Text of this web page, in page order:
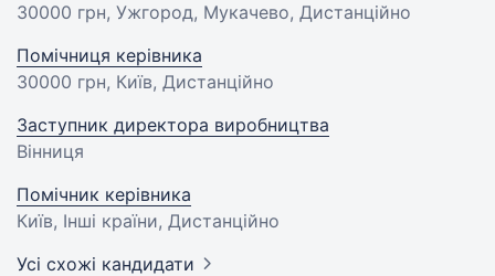
30000 грн, Ужгород, Мукачево, Дистанційно
Помічниця керівника
30000 грн, Київ, Дистанційно
Заступник директора виробництва
Вінниця
Помічник керівника
Київ, Інші країни, Дистанційно
Усі схожі кандидати